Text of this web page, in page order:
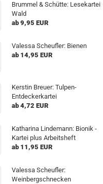
Brummel & Schütte: Lesekartei
Wald
ab 9,95 EUR
Valessa Scheufler: Bienen
ab 14,95 EUR
Kerstin Breuer: Tulpen-
Entdeckerkartei
ab 4,72 EUR
Katharina Lindemann: Bionik -
Kartei plus Arbeitsheft
ab 11,95 EUR
Valessa Scheufler:
Weinbergschnecken